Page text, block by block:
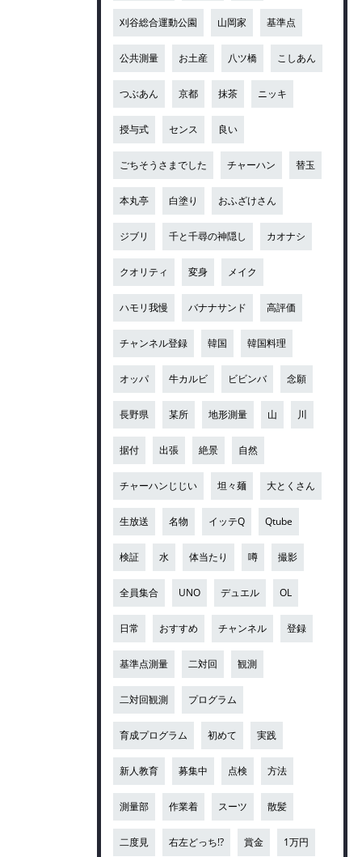
刈谷総合運動公園 山岡家 基準点
公共測量 お土産 八ツ橋 こしあん
つぶあん 京都 抹茶 ニッキ
授与式 センス 良い
ごちそうさまでした チャーハン 替玉
本丸亭 白塗り おふざけさん
ジブリ 千と千尋の神隠し カオナシ
クオリティ 変身 メイク
ハモリ我慢 バナナサンド 高評価
チャンネル登録 韓国 韓国料理
オッパ 牛カルビ ビビンバ 念願
長野県 某所 地形測量 山 川
据付 出張 絶景 自然
チャーハンじじい 坦々麺 大とくさん
生放送 名物 イッテQ Qtube
検証 水 体当たり 噂 撮影
全員集合 UNO デュエル OL
日常 おすすめ チャンネル 登録
基準点測量 二対回 観測
二対回観測 プログラム
育成プログラム 初めて 実践
新人教育 募集中 点検 方法
測量部 作業着 スーツ 散髪
二度見 右左どっち!? 賞金 1万円